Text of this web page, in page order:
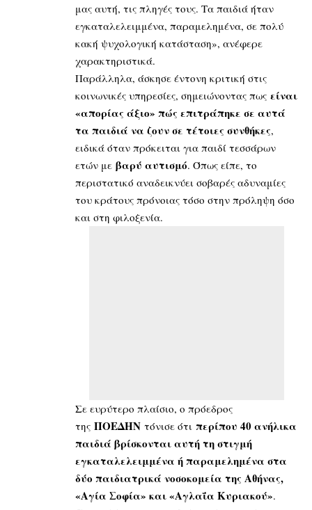
μας αυτή, τις πληγές τους. Τα παιδιά ήταν
εγκαταλελειμμένα, παραμελημένα, σε πολύ
κακή ψυχολογική κατάσταση», ανέφερε
χαρακτηριστικά.
Παράλληλα, άσκησε έντονη κριτική στις
κοινωνικές υπηρεσίες, σημειώνοντας πως είναι
«απορίας άξιο» πώς επιτράπηκε σε αυτά
τα παιδιά να ζουν σε τέτοιες συνθήκες,
ειδικά όταν πρόκειται για παιδί τεσσάρων
ετών με βαρύ αυτισμό. Όπως είπε, το
περιστατικό αναδεικνύει σοβαρές αδυναμίες
του κράτους πρόνοιας τόσο στην πρόληψη όσο
και στη φιλοξενία.
Σε ευρύτερο πλαίσιο, ο πρόεδρος
της ΠΟΕΔΗΝ τόνισε ότι περίπου 40 ανήλικα
παιδιά βρίσκονται αυτή τη στιγμή
εγκαταλελειμμένα ή παραμελημένα στα
δύο παιδιατρικά νοσοκομεία της Αθήνας,
«Αγία Σοφία» και «Αγλαΐα Κυριακού».